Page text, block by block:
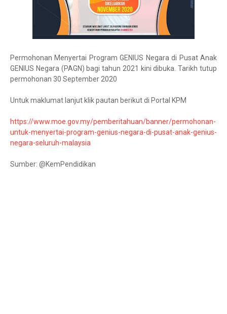
Permohonan Menyertai Program GENIUS Negara di Pusat Anak
GENIUS Negara (PAGN) bagi tahun 2021 kini dibuka. Tarikh tutup
permohonan 30 September 2020
Untuk maklumat lanjut klik pautan berikut di Portal KPM
https://www.moe.gov.my/pemberitahuan/banner/permohonan-
untuk-menyertai-program-genius-negara-di-pusat-anak-genius-
negara-seluruh-malaysia
Sumber: @KemPendidikan